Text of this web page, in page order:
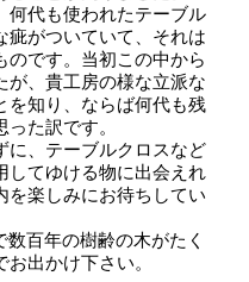
何代も使われたテーブル
疵がついていて、それは
のです。当初この中から
が、貴工房の様な立派な
を知り、ならば何代も残
た訳です。
に、テーブルクロスなど
してゆける物に出会えれ
を楽しみにお待ちしてい
百年の樹齢の木がたく
出かけ下さい。